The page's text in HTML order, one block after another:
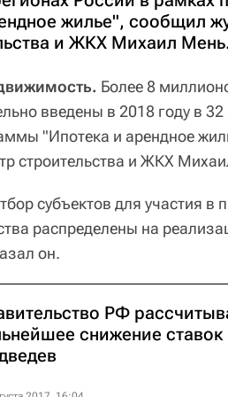
жилье", сообщил
и ЖКХ Михаил
Более 8
введены в 2018 году в 32
"Ипотека и арендное
строительства и ЖКХ
субъектов для участия в
распределены на
он.
РФ
снижение ставок